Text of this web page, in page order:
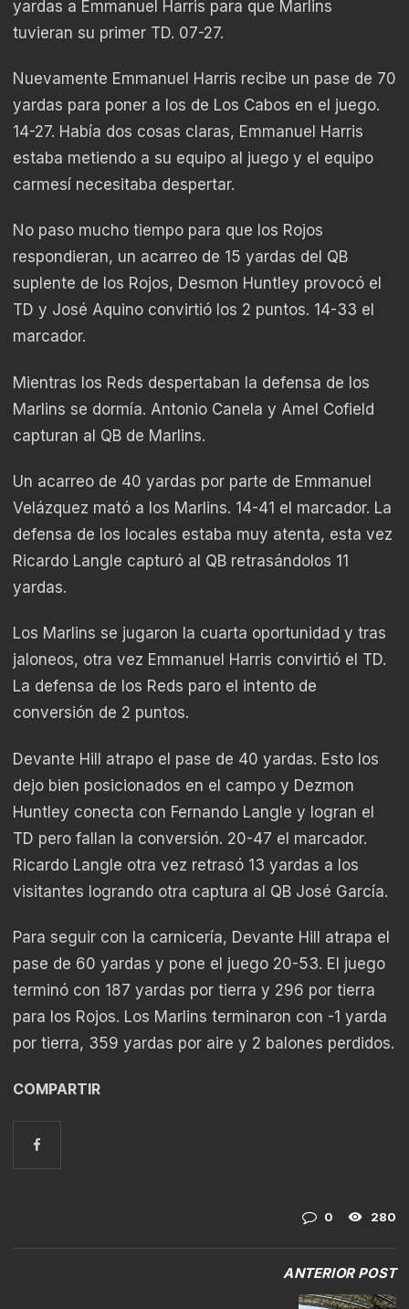
yardas a Emmanuel Harris para que Marlins
tuvieran su primer TD. 07-27.
Nuevamente Emmanuel Harris recibe un pase de 70
yardas para poner a los de Los Cabos en el juego.
14-27. Había dos cosas claras, Emmanuel Harris
estaba metiendo a su equipo al juego y el equipo
carmesí necesitaba despertar.
No paso mucho tiempo para que los Rojos
respondieran, un acarreo de 15 yardas del QB
suplente de los Rojos, Desmon Huntley provocó el
TD y José Aquino convirtió los 2 puntos. 14-33 el
marcador.
Mientras los Reds despertaban la defensa de los
Marlins se dormía. Antonio Canela y Amel Cofield
capturan al QB de Marlins.
Un acarreo de 40 yardas por parte de Emmanuel
Velázquez mató a los Marlins. 14-41 el marcador. La
defensa de los locales estaba muy atenta, esta vez
Ricardo Langle capturó al QB retrasándolos 11
yardas.
Los Marlins se jugaron la cuarta oportunidad y tras
jaloneos, otra vez Emmanuel Harris convirtió el TD.
La defensa de los Reds paro el intento de
conversión de 2 puntos.
Devante Hill atrapo el pase de 40 yardas. Esto los
dejo bien posicionados en el campo y Dezmon
Huntley conecta con Fernando Langle y logran el
TD pero fallan la conversión. 20-47 el marcador.
Ricardo Langle otra vez retrasó 13 yardas a los
visitantes logrando otra captura al QB José García.
Para seguir con la carnicería, Devante Hill atrapa el
pase de 60 yardas y pone el juego 20-53. El juego
terminó con 187 yardas por tierra y 296 por tierra
para los Rojos. Los Marlins terminaron con -1 yarda
por tierra, 359 yardas por aire y 2 balones perdidos.
COMPARTIR
0 280
ANTERIOR POST